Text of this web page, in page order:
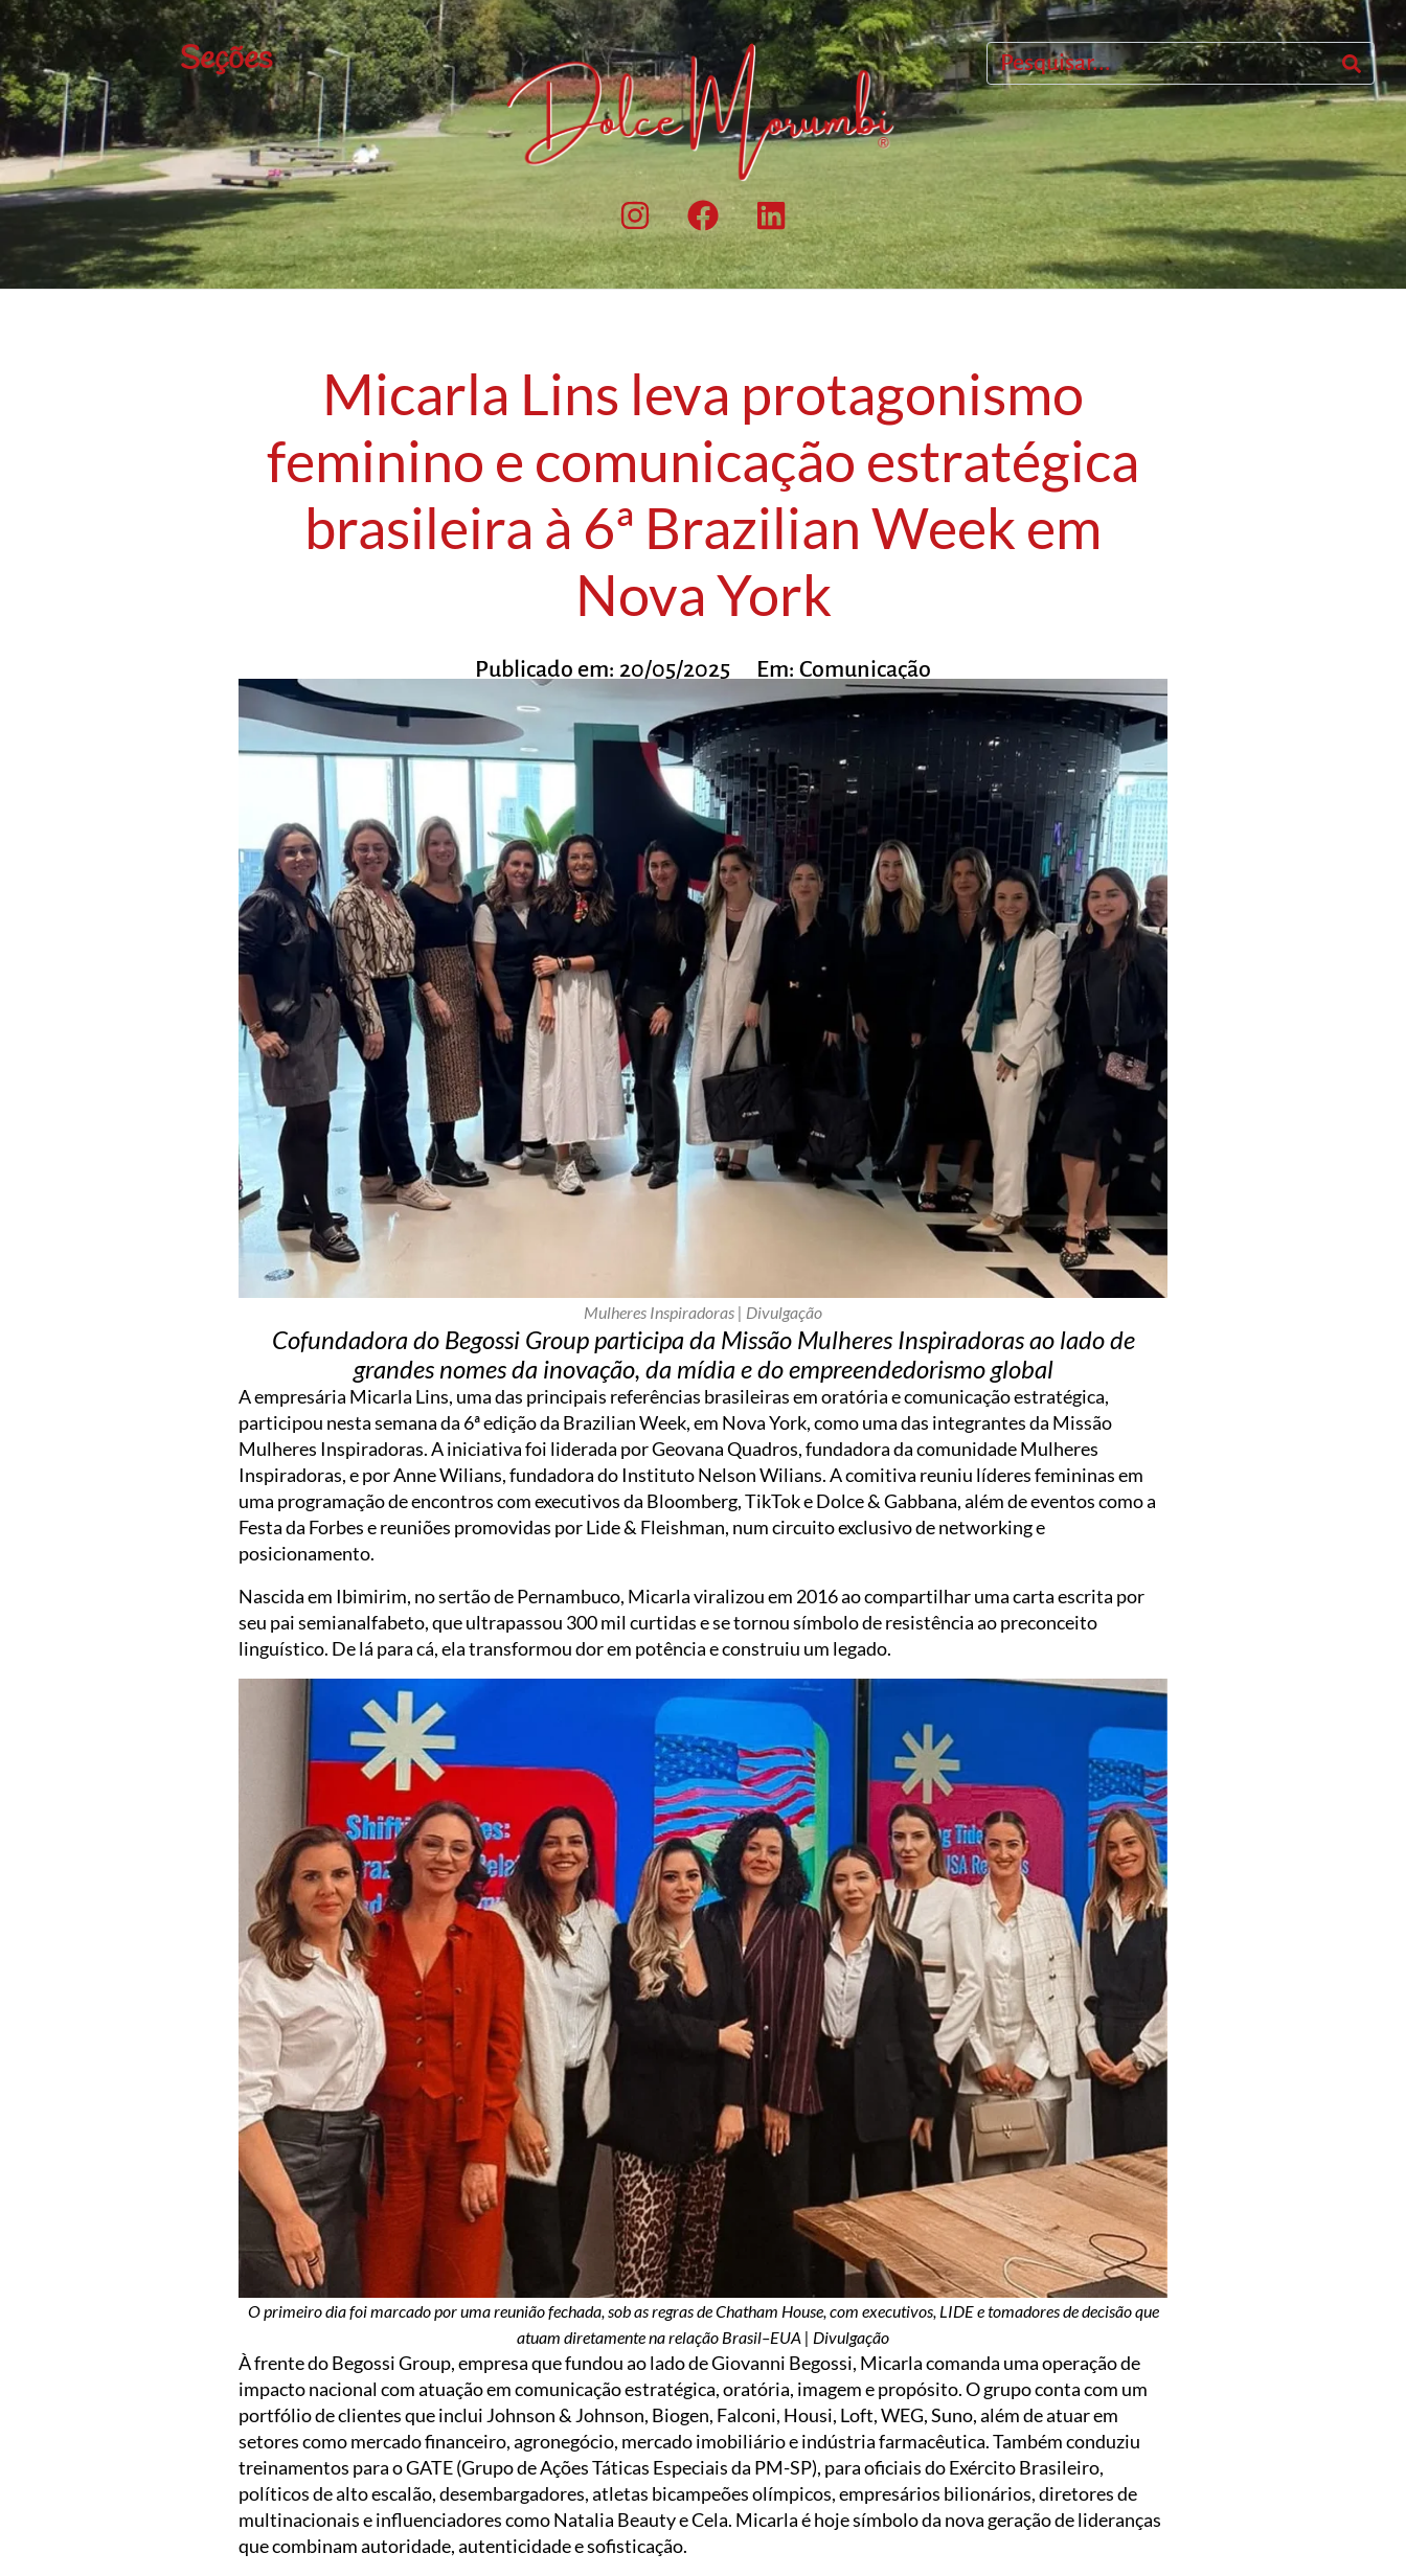
Seções
Micarla Lins leva protagonismo
feminino e comunicação estratégica
brasileira à 6ª Brazilian Week em
Nova York
Publicado em: 20/05/2025 Em: Comunicação
Mulheres Inspiradoras | Divulgação
Cofundadora do Begossi Group participa da Missão Mulheres Inspiradoras ao lado de
grandes nomes da inovação, da mídia e do empreendedorismo global
A empresária Micarla Lins, uma das principais referências brasileiras em oratória e comunicação estratégica,
participou nesta semana da 6ª edição da Brazilian Week, em Nova York, como uma das integrantes da Missão
Mulheres Inspiradoras. A iniciativa foi liderada por Geovana Quadros, fundadora da comunidade Mulheres
Inspiradoras, e por Anne Wilians, fundadora do Instituto Nelson Wilians. A comitiva reuniu líderes femininas em
uma programação de encontros com executivos da Bloomberg, TikTok e Dolce & Gabbana, além de eventos como a
Festa da Forbes e reuniões promovidas por Lide & Fleishman, num circuito exclusivo de networking e
posicionamento.
Nascida em Ibimirim, no sertão de Pernambuco, Micarla viralizou em 2016 ao compartilhar uma carta escrita por
seu pai semianalfabeto, que ultrapassou 300 mil curtidas e se tornou símbolo de resistência ao preconceito
linguístico. De lá para cá, ela transformou dor em potência e construiu um legado.
O primeiro dia foi marcado por uma reunião fechada, sob as regras de Chatham House, com executivos, LIDE e tomadores de decisão que
atuam diretamente na relação Brasil–EUA | Divulgação
À frente do Begossi Group, empresa que fundou ao lado de Giovanni Begossi, Micarla comanda uma operação de
impacto nacional com atuação em comunicação estratégica, oratória, imagem e propósito. O grupo conta com um
portfólio de clientes que inclui Johnson & Johnson, Biogen, Falconi, Housi, Loft, WEG, Suno, além de atuar em
setores como mercado financeiro, agronegócio, mercado imobiliário e indústria farmacêutica. Também conduziu
treinamentos para o GATE (Grupo de Ações Táticas Especiais da PM-SP), para oficiais do Exército Brasileiro,
políticos de alto escalão, desembargadores, atletas bicampeões olímpicos, empresários bilionários, diretores de
multinacionais e influenciadores como Natalia Beauty e Cela. Micarla é hoje símbolo da nova geração de lideranças
que combinam autoridade, autenticidade e sofisticação.